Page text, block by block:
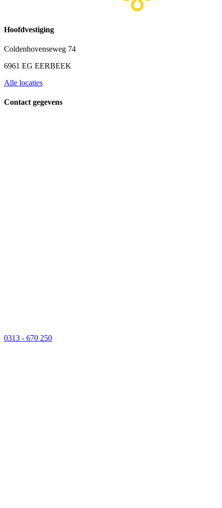
Hoofdvestiging
Coldenhovenseweg 74
6961 EG EERBEEK
Alle locaties
Contact gegevens
0313 - 670 250